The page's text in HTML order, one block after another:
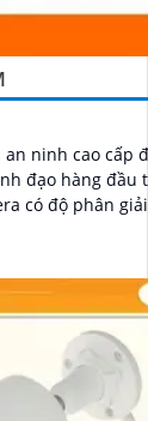
an ninh cao cấp
đạo hàng đầu